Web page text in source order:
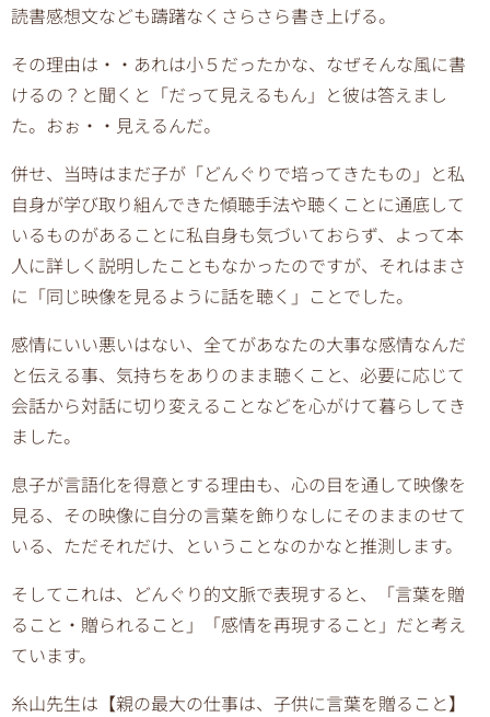
読書感想文なども躊躇なくさらさら書き上げる。
その理由は・・あれは小５だったかな、なぜそんな風に書
けるの？と聞くと「だって見えるもん」と彼は答えまし
た。おぉ・・見えるんだ。
併せ、当時はまだ子が「どんぐりで培ってきたもの」と私
自身が学び取り組んできた傾聴手法や聴くことに通底して
いるものがあることに私自身も気づいておらず、よって本
人に詳しく説明したこともなかったのですが、それはまさ
に「同じ映像を見るように話を聴く」ことでした。
感情にいい悪いはない、全てがあなたの大事な感情なんだ
と伝える事、気持ちをありのまま聴くこと、必要に応じて
会話から対話に切り変えることなどを心がけて暮らしてき
ました。
息子が言語化を得意とする理由も、心の目を通して映像を
見る、その映像に自分の言葉を飾りなしにそのままのせて
いる、ただそれだけ、ということなのかなと推測します。
そしてこれは、どんぐり的文脈で表現すると、「言葉を贈
ること・贈られること」「感情を再現すること」だと考え
ています。
糸山先生は【親の最大の仕事は、子供に言葉を贈ること】